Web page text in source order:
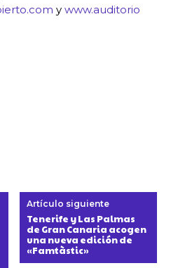
y www.auditorio
Artículo siguiente
Tenerife y Las Palmas
de Gran Canaria acogen
una nueva edición de
«Famtàstic»